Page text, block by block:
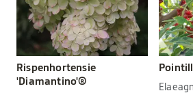
Rispenhortensie
'Diamantino'®